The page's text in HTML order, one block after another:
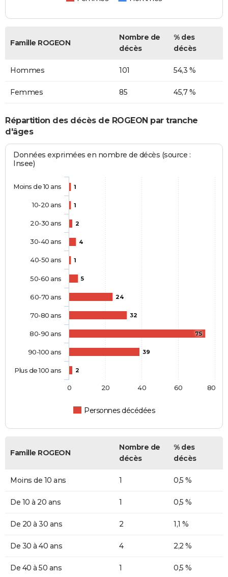
Famille ROGEON
Nombre de
décès
% des
décès
Hommes 101 54,3 %
Femmes 85 45,7 %
Répartition des décès de ROGEON par tranche
d'âges
Données exprimées en nombre de décès (source :
Insee)
1
1
2
4
1
5
24
32
75
39
2
Personnes décédées
Moins de 10 ans
10-20 ans
20-30 ans
30-40 ans
40-50 ans
50-60 ans
60-70 ans
70-80 ans
80-90 ans
90-100 ans
Plus de 100 ans
0 20 40 60 80
Famille ROGEON
Nombre de
décès
% des
décès
Moins de 10 ans 1 0,5 %
De 10 à 20 ans 1 0,5 %
De 20 à 30 ans 2 1,1 %
De 30 à 40 ans 4 2,2 %
De 40 à 50 ans 1 0,5 %